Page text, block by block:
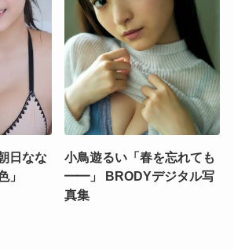
日なな
」
小鳥遊るい「春を忘れても
━━」 BRODYデジタル写
真集